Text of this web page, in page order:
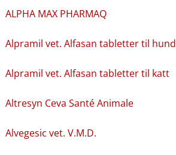
ALPHA MAX PHARMAQ
Alpramil vet. Alfasan tabletter til hund
Alpramil vet. Alfasan tabletter til katt
Altresyn Ceva Santé Animale
Alvegesic vet. V.M.D.